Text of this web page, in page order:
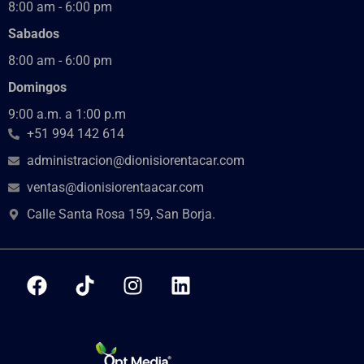
8:00 am - 6:00 pm
Sabados
8:00 am - 6:00 pm
Domingos
9:00 a.m. a 1:00 p.m
+51 994 142 614
administracion@dionisiorentacar.com
ventas@dionisiorentaacar.com
Calle Santa Rosa 159, San Borja.